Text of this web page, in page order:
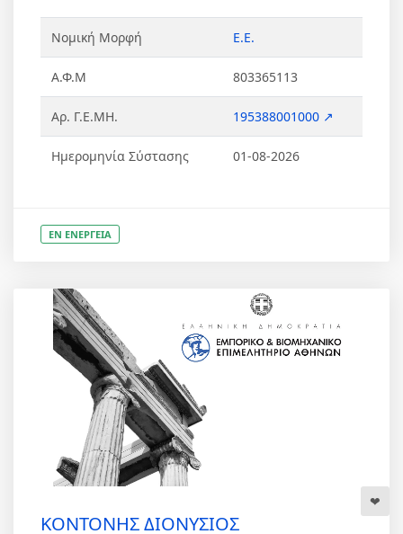
Νομική Μορφή Ε.Ε.
Α.Φ.Μ 803365113
Αρ. Γ.Ε.ΜΗ. 195388001000 ↗
Ημερομηνία Σύστασης 01-08-2026
ΕΝ ΕΝΕΡΓΕΙΑ
ΚΟΝΤΟΝΗΣ ΔΙΟΝΥΣΙΟΣ